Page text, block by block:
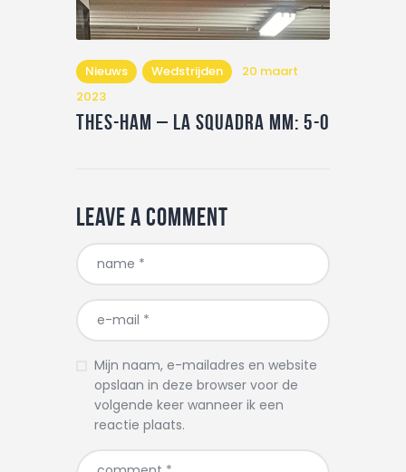
Nieuws Wedstrijden
20 maart
2023
Thes-Ham – La squadra MM: 5-0
Leave a comment
Mijn naam, e-mailadres en website
opslaan in deze browser voor de
volgende keer wanneer ik een
reactie plaats.